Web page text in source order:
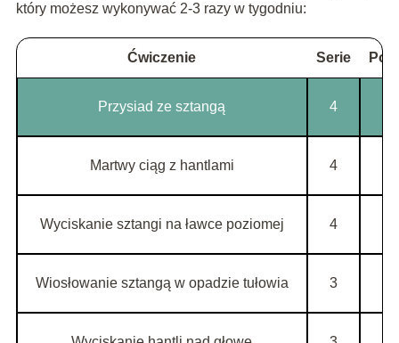
który możesz wykonywać 2-3 razy w tygodniu:
Ćwiczenie Serie
Przysiad ze sztangą 4
Martwy ciąg z hantlami 4
Wyciskanie sztangi na ławce poziomej 4
Wiosłowanie sztangą w opadzie tułowia 3